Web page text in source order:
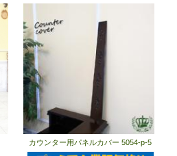
カウンター用パネルカバー 5054-p-5